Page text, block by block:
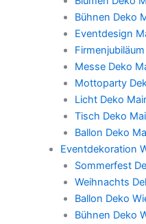
Bühnen Deko
Eventdesign
Messe Deko
Mottoparty
Licht Deko
Tisch Deko
Ballon Deko
Eventdekoration
Sommerfest
Weihnachts
Ballon Deko
Bühnen Deko